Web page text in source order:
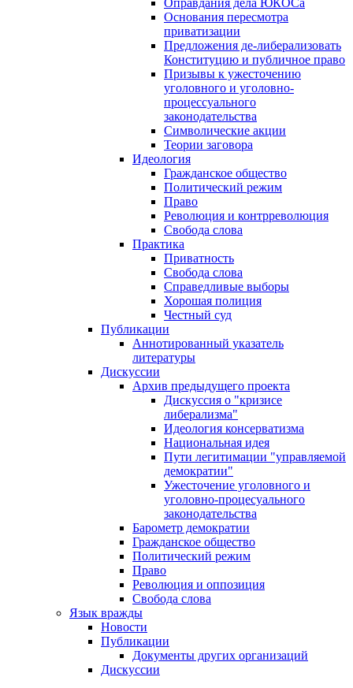
Оправдания дела ЮКОСа
Основания пересмотра
приватизации
Предложения де-либерализовать
Конституцию и публичное право
Призывы к ужесточению
уголовного и уголовно-
процессуального
законодательства
Символические акции
Теории заговора
Идеология
Гражданское общество
Политический режим
Право
Революция и контрреволюция
Свобода слова
Практика
Приватность
Свобода слова
Справедливые выборы
Хорошая полиция
Честный суд
Публикации
Аннотированный указатель
литературы
Дискуссии
Архив предыдущего проекта
Дискуссия о "кризисе
либерализма"
Идеология консерватизма
Национальная идея
Пути легитимации "управляемой
демократии"
Ужесточение уголовного и
уголовно-процесуального
законодательства
Барометр демократии
Гражданское общество
Политический режим
Право
Революция и оппозиция
Свобода слова
Язык вражды
Новости
Публикации
Документы других организаций
Дискуссии